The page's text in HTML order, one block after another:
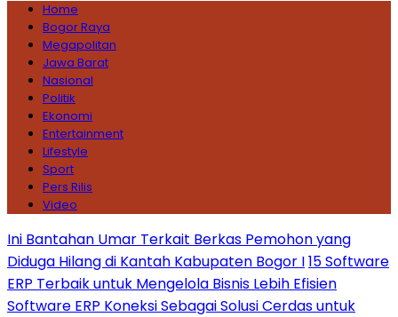
Home
Bogor Raya
Megapolitan
Jawa Barat
Nasional
Politik
Ekonomi
Entertainment
Lifestyle
Sport
Pers Rilis
Video
Ini Bantahan Umar Terkait Berkas Pemohon yang
Diduga Hilang di Kantah Kabupaten Bogor I15 Software
ERP Terbaik untuk Mengelola Bisnis Lebih Efisien
Software ERP Koneksi Sebagai Solusi Cerdas untuk